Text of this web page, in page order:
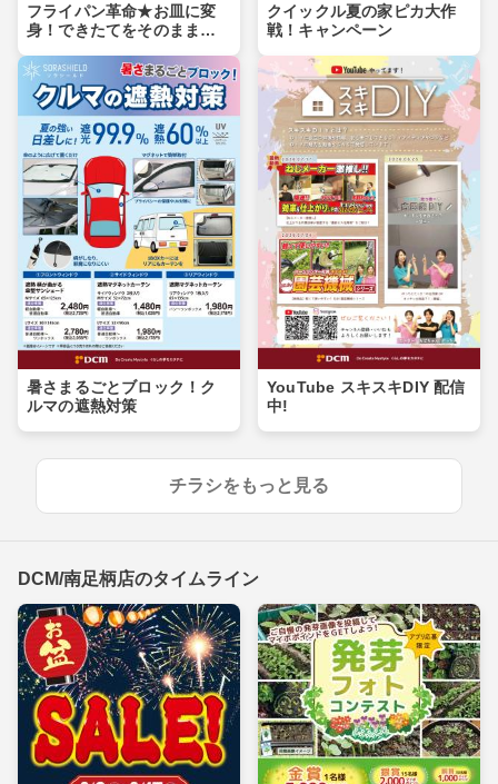
フライパン革命★お皿に変
身！できたてをそのまま食
クイックル夏の家ピカ大作
戦！キャンペーン
暑さまるごとブロック！ク
ルマの遮熱対策
YouTube スキスキDIY 配信
中!
チラシをもっと見る
DCM/南足柄店のタイムライン